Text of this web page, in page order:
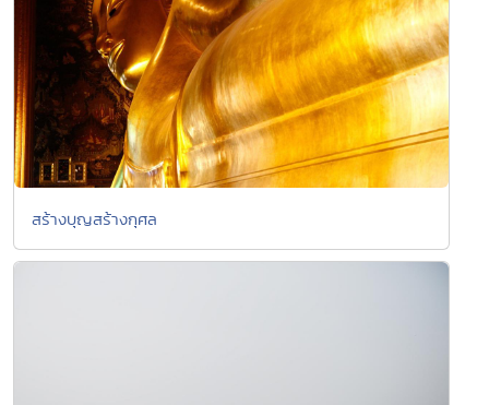
สร้างบุญสร้างกุศล